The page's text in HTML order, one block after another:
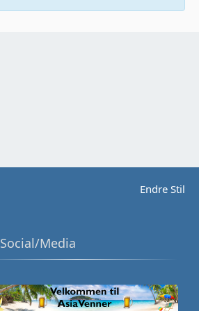
Endre Stil
Social/Media